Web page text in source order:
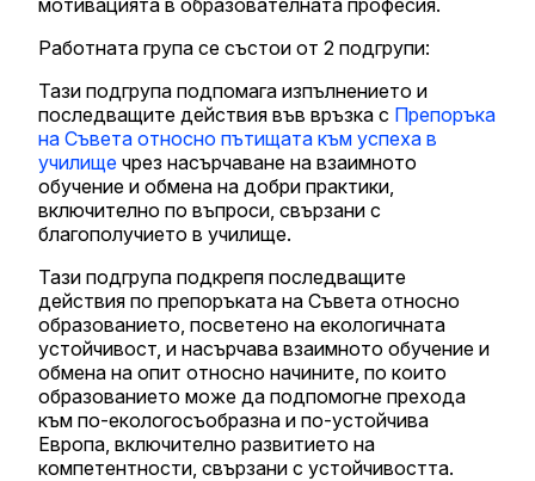
Работната група се състои от 2 подгрупи:
Тази подгрупа подпомага изпълнението и
последващите действия във връзка с Препоръка
на Съвета относно пътищата към успеха в
училище чрез насърчаване на взаимното
обучение и обмена на добри практики,
включително по въпроси, свързани с
благополучието в училище.
Тази подгрупа подкрепя последващите
действия по препоръката на Съвета относно
образованието, посветено на екологичната
устойчивост, и насърчава взаимното обучение и
обмена на опит относно начините, по които
образованието може да подпомогне прехода
към по-екологосъобразна и по-устойчива
Европа, включително развитието на
компетентности, свързани с устойчивостта.